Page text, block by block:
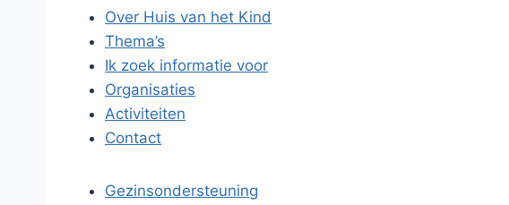
Over Huis van het Kind
Thema’s
Ik zoek informatie voor
Organisaties
Activiteiten
Contact
Gezinsondersteuning